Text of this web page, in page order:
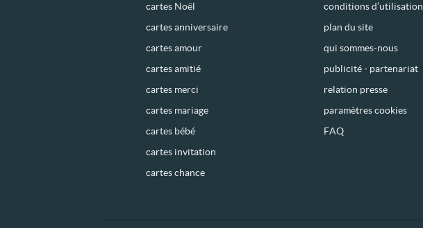
cartes Noël
cartes anniversaire
cartes amour
cartes amitié
cartes merci
cartes mariage
cartes bébé
cartes invitation
cartes chance
conditions d’utilisation
plan du site
qui sommes-nous
publicité - partenariat
relation presse
paramètres cookies
FAQ